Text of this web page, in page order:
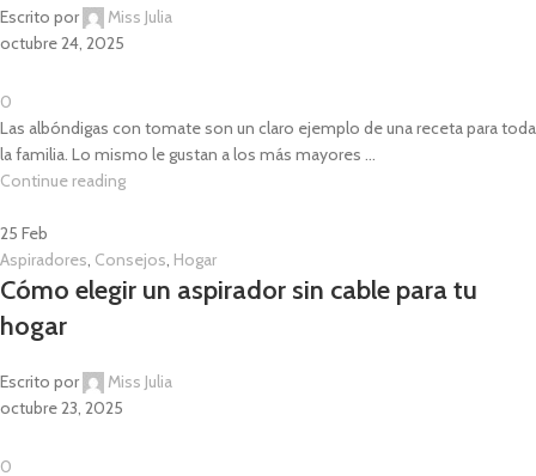
Escrito por
Miss Julia
octubre 24, 2025
0
Las albóndigas con tomate son un claro ejemplo de una receta para toda
la familia. Lo mismo le gustan a los más mayores ...
Continue reading
25 Feb
Aspiradores Consejos Hogar
Cómo elegir un aspirador sin cable para tu
hogar
Escrito por
Miss Julia
octubre 23, 2025
0